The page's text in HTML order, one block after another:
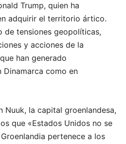
Trump, quien ha
adquirir el territorio ártico.
de tensiones geopolíticas,
y acciones de la
han generado
como en
Nuuk, la capital groenlandesa,
que «Estados Unidos no se
pertenece a los